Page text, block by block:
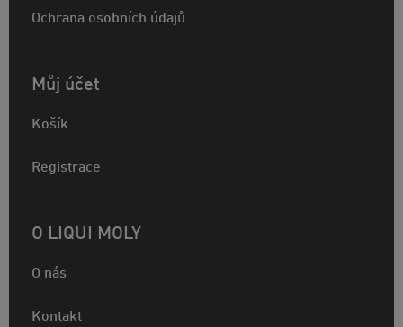
Ochrana osobních údajů
Můj účet
Košík
Registrace
O LIQUI MOLY
O nás
Kontakt